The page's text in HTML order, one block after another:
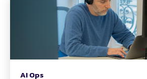
AI Ops